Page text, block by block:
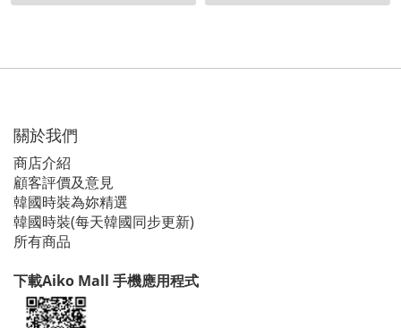
關於我們
商店介紹
顧客評價及意見
韓國時裝為妳精選
韓國時裝(每天韓國同步更新)
所有商品
下載Aiko Mall 手機應用程式